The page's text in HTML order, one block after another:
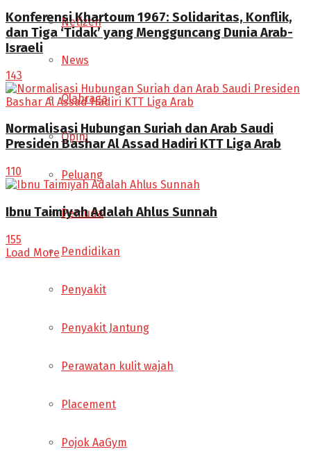
Netizen
News
Olahraga
Opini
Peluang
Pemuda
Pendidikan
Penyakit
Penyakit Jantung
Perawatan kulit wajah
Placement
Pojok AaGym
Konferensi Khartoum 1967: Solidaritas, Konflik,
dan Tiga ‘Tidak’ yang Mengguncang Dunia Arab-
Israeli
143
Normalisasi Hubungan Suriah dan Arab Saudi
Presiden Bashar Al Assad Hadiri KTT Liga Arab
110
Ibnu Taimiyah Adalah Ahlus Sunnah
155
Load More